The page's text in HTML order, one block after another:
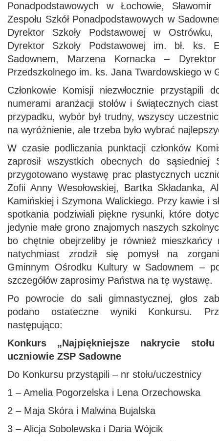
Ponadpodstawowych w Łochowie,
Zespołu Szkół Ponadpodstawowych w
Dyrektor Szkoły Podstawowej w
Dyrektor Szkoły Podstawowej im. bł. ks.
Sadownem, Marzena Kornacka –
Przedszkolnego im. ks. Jana Twardowskiego w
Członkowie Komisji niezwłocznie przystąpili
numerami aranżacji stołów i świątecznych
przypadku, wybór był trudny, wszyscy
na wyróżnienie, ale trzeba było wybrać
W czasie podliczania punktacji członków
zaprosił wszystkich obecnych do sąsiedniej
przygotowano wystawę prac plastycznych
Zofii Anny Wesołowskiej, Bartka Składanka,
Kamińskiej i Szymona Walickiego. Przy kawie i
spotkania podziwiali piękne rysunki, które
jedynie małe grono znajomych naszych
bo chętnie obejrzeliby je również mieszkańcy
natychmiast zrodził się pomysł na
Gminnym Ośrodku Kultury w Sadownem –
szczegółów zaprosimy Państwa na tę wystawę.
Po powrocie do sali gimnastycznej, głos
podano ostateczne wyniki Konkursu.
następująco:
Konkurs „Najpiękniejsze nakrycie
uczniowie ZSP Sadowne
Do Konkursu przystąpili – nr stołu/uczestnicy
1 – Amelia Pogorzelska i Lena Orzechowska
2 – Maja Skóra i Malwina Bujalska
3 – Alicja Sobolewska i Daria Wójcik